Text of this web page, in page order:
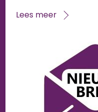
Lees meer